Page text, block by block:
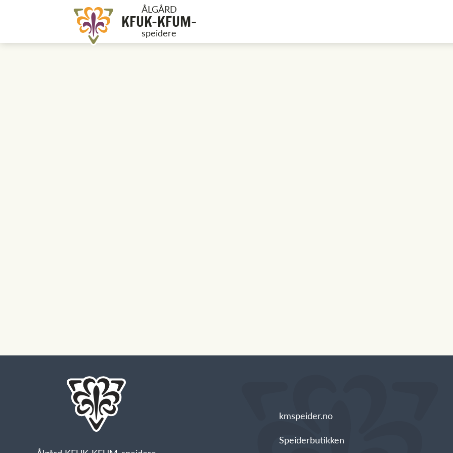
ÅLGÅRD
KFUK-KFUM-
speidere
kmspeider.no
Speiderbutikken